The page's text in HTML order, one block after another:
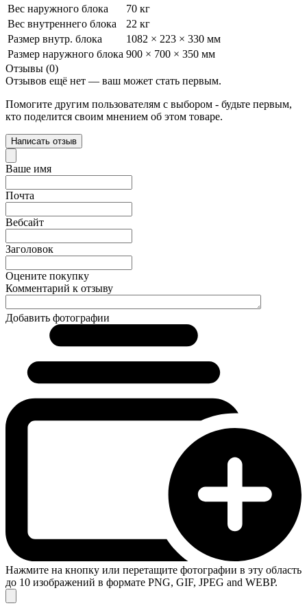
Вес наружного блока
70 кг
Вес внутреннего блока
22 кг
Размер внутр. блока
1082 × 223 × 330 мм
Размер наружного блока 900 × 700 × 350 мм
Отзывы (0)
Отзывов ещё нет — ваш может стать первым.
Помогите другим пользователям с выбором - будьте первым,
кто поделится своим мнением об этом товаре.
Написать отзыв
Ваше имя
Почта
Вебсайт
Заголовок
Оцените покупку
Комментарий к отзыву
Добавить фотографии
Нажмите на кнопку или перетащите фотографии в эту область
до 10 изображений в формате PNG, GIF, JPEG and WEBP.